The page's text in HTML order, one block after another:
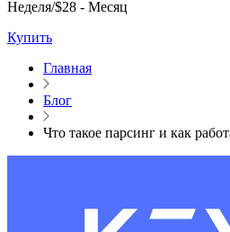
Неделя/$28 - Месяц
Купить
Главная
Блог
Что такое парсинг и как